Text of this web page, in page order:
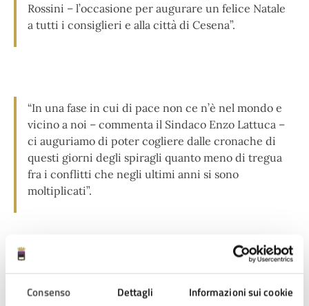
Consenso Dettagli Informazioni sui cookie
Rossini – l’occasione per augurare un felice Natale
a tutti i consiglieri e alla città di Cesena”.
“In una fase in cui di pace non ce n’è nel mondo e
vicino a noi – commenta il Sindaco Enzo Lattuca –
ci auguriamo di poter cogliere dalle cronache di
questi giorni degli spiragli quanto meno di tregua
fra i conflitti che negli ultimi anni si sono
moltiplicati”.
In linea con il tema del Giubileo ‘Pellegrini di speranza’,
tappa in altri comuni e frazioni.